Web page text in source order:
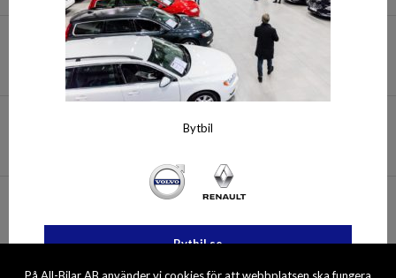
Bytbil
Bytbil.se
Hitta till oss
Öppettider
Personuppgiftspolicy